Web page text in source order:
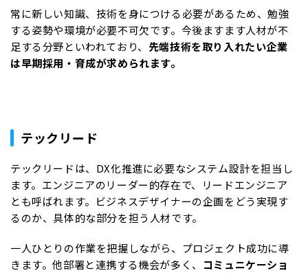
常に新しい知識、技術を身につける必要があるため、勉強
する姿勢や環境が必要不可欠です。今後ますます人材が不
足する分野といわれており、 先端技術を取り入れたい企業
は早期採用・育成が求められます。
テックリード
テックリードは、DX化推進に必要なシステム設計を担当し
ます。エンジニアのリーダー的存在で、リードエンジニア
とも呼ばれます。ビジネスデザイナーの企画をどう実現す
るのか、具体的な部分を担う人材です。
一人ひとりの作業を把握しながら、プロジェクト成功に導
きます。他部署と連携する機会が多く、
コミュニケーショ